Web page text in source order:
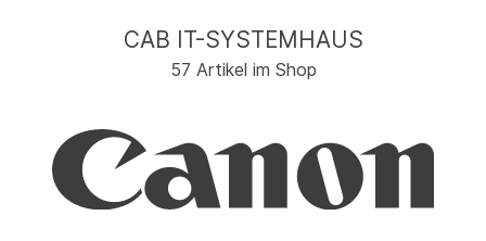
CAB IT-SYSTEMHAUS
57 Artikel im Shop